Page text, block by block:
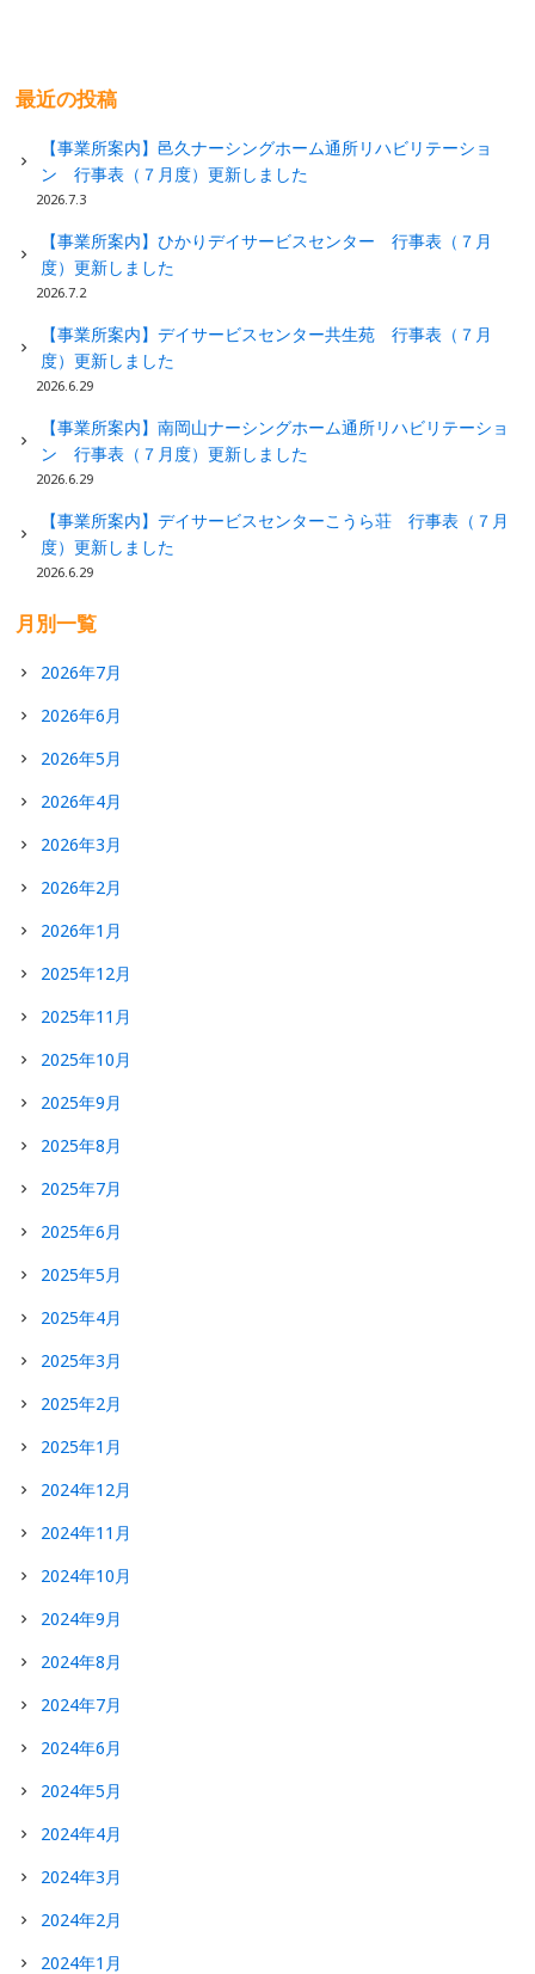
最近の投稿
【事業所案内】邑久ナーシングホーム通所リハビリテーショ
ン 行事表（７月度）更新しました
2026.7.3
【事業所案内】ひかりデイサービスセンター 行事表（７月
度）更新しました
2026.7.2
【事業所案内】デイサービスセンター共生苑 行事表（７月
度）更新しました
2026.6.29
【事業所案内】南岡山ナーシングホーム通所リハビリテーショ
ン 行事表（７月度）更新しました
2026.6.29
【事業所案内】デイサービスセンターこうら荘 行事表（７月
度）更新しました
2026.6.29
月別一覧
2026年7月
2026年6月
2026年5月
2026年4月
2026年3月
2026年2月
2026年1月
2025年12月
2025年11月
2025年10月
2025年9月
2025年8月
2025年7月
2025年6月
2025年5月
2025年4月
2025年3月
2025年2月
2025年1月
2024年12月
2024年11月
2024年10月
2024年9月
2024年8月
2024年7月
2024年6月
2024年5月
2024年4月
2024年3月
2024年2月
2024年1月